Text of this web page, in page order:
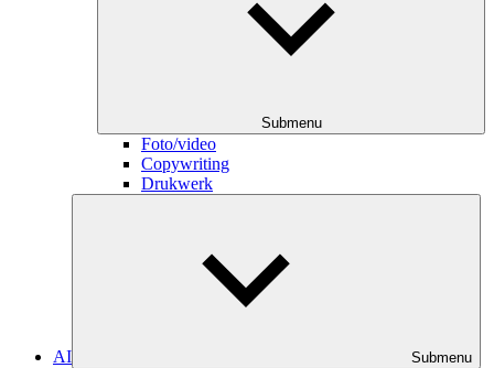
Submenu
Foto/video
Copywriting
Drukwerk
AI Submenu